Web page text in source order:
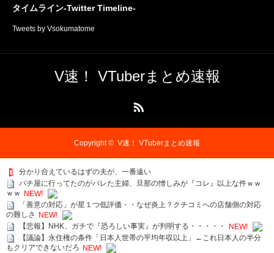
タイムライン-Twitter Timeline-
Tweets by Vsokumatome
V速！ VTuberまとめ速報
Copyright © V速！ VTuberまとめ速報
分かり合えているはずの夫が、一番遠い
パチ屋に行ってたのがバレた主婦、旦那の憎しみが『コレ』以上な件ｗｗ
ｗｗ NEW!
「善意の対応」が星１つ低評価・・なぜ炎上？クチコミへの店舗側の対応
の難しさ NEW!
【悲報】NHK、ガチで『恐ろしい事実』が判明する・・・・・
NEW!
【議論】永住権の条件「日本人世帯の平均年収以上」←これ日本人の半分
もクリアできないだろ NEW!